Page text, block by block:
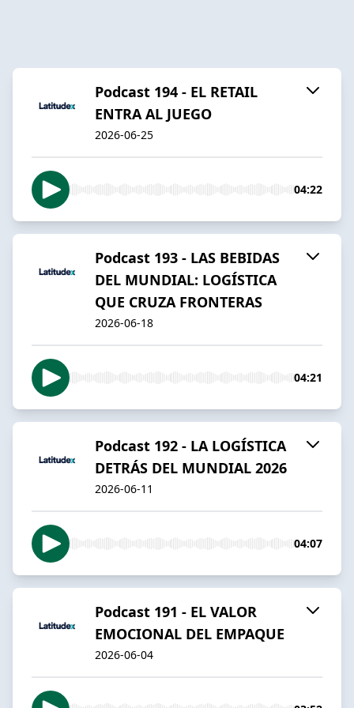
Podcast 194 - EL RETAIL
ENTRA AL JUEGO
2026-06-25
04:22
Podcast 193 - LAS BEBIDAS
DEL MUNDIAL: LOGÍSTICA
QUE CRUZA FRONTERAS
2026-06-18
04:21
Podcast 192 - LA LOGÍSTICA
DETRÁS DEL MUNDIAL 2026
2026-06-11
04:07
Podcast 191 - EL VALOR
EMOCIONAL DEL EMPAQUE
2026-06-04